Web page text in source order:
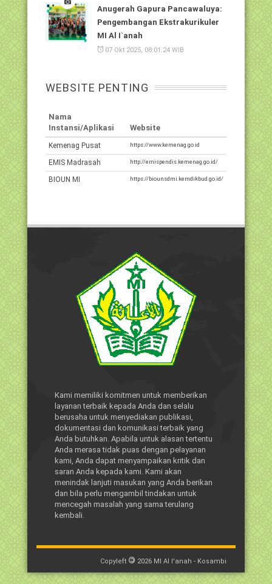
Anugerah Gapura Pancawaluya:
Pengembangan Ekstrakurikuler
MI Al I`anah
07 Okt 2025, 08:01:24 WIB
WEBSITE PENTING
Nama
Instansi/Aplikasi
Website
Kemenag Pusat https://www.kemenag.go.id
EMIS Madrasah http://emispendis.kemenag.go.id/
BIOUN MI https://biounsdmi.kemdikbud.go.id/
Kami memiliki komitmen untuk memberikan
layanan terbaik kepada Anda dan selalu
berusaha untuk menyediakan publikasi,
dokumentasi dan komunikasi terbaik yang
Anda butuhkan. Apabila untuk alasan tertentu
Anda merasa tidak puas dengan pelayanan
kami, Anda dapat menyampaikan kritik dan
saran Anda kepada kami. Kami akan
menindak lanjuti masukan yang Anda berikan
dan bila perlu mengambil tindakan untuk
mencegah masalah yang sama terulang
kembali.
Copyleft © 2026 MI Al I'anah - Kosambi